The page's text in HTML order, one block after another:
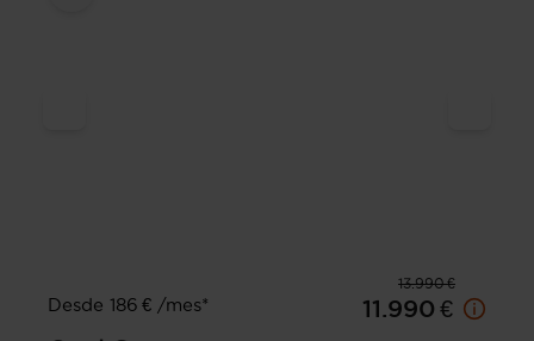
13.990 €
Desde 186 € /mes*
11.990 €